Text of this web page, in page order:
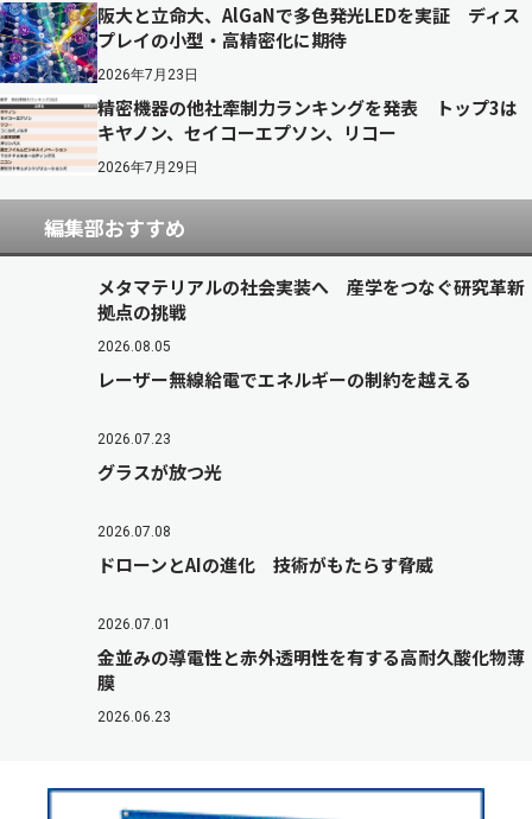
阪大と立命大、AlGaNで多色発光LEDを実証 ディス
プレイの小型・高精密化に期待
2026年7月23日
精密機器の他社牽制力ランキングを発表 トップ3は
キヤノン、セイコーエプソン、リコー
2026年7月29日
編集部おすすめ
メタマテリアルの社会実装へ 産学をつなぐ研究革新
拠点の挑戦
2026.08.05
レーザー無線給電でエネルギーの制約を越える
2026.07.23
グラスが放つ光
2026.07.08
ドローンとAIの進化 技術がもたらす脅威
2026.07.01
金並みの導電性と赤外透明性を有する高耐久酸化物薄
膜
2026.06.23